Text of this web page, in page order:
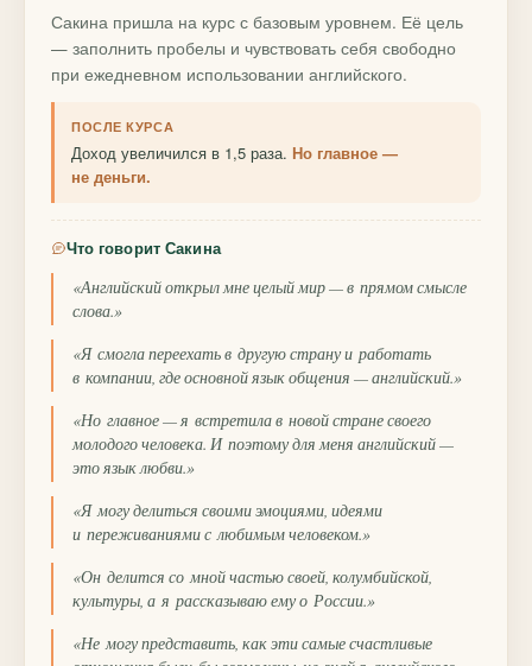
Сакина пришла на курс с базовым уровнем. Её цель
— заполнить пробелы и чувствовать себя свободно
при ежедневном использовании английского.
ПОСЛЕ КУРСА
Доход увеличился в 1,5 раза. Но главное —
не деньги.
Что говорит Сакина
«Английский открыл мне целый мир — в прямом смысле
слова.»
«Я смогла переехать в другую страну и работать
в компании, где основной язык общения — английский.»
«Но главное — я встретила в новой стране своего
молодого человека. И поэтому для меня английский —
это язык любви.»
«Я могу делиться своими эмоциями, идеями
и переживаниями с любимым человеком.»
«Он делится со мной частью своей, колумбийской,
культуры, а я рассказываю ему о России.»
«Не могу представить, как эти самые счастливые